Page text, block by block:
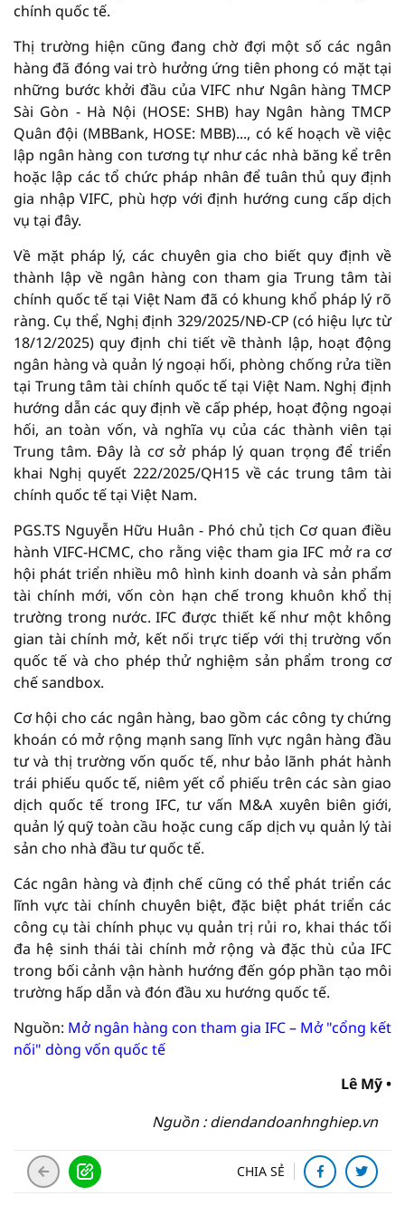
chính quốc tế.
Thị trường hiện cũng đang chờ đợi một số các ngân
hàng đã đóng vai trò hưởng ứng tiên phong có mặt tại
những bước khởi đầu của VIFC như Ngân hàng TMCP
Sài Gòn - Hà Nội (HOSE: SHB) hay Ngân hàng TMCP
Quân đội (MBBank, HOSE: MBB)..., có kế hoạch về việc
lập ngân hàng con tương tự như các nhà băng kể trên
hoặc lập các tổ chức pháp nhân để tuân thủ quy định
gia nhập VIFC, phù hợp với định hướng cung cấp dịch
vụ tại đây.
Về mặt pháp lý, các chuyên gia cho biết quy định về
thành lập về ngân hàng con tham gia Trung tâm tài
chính quốc tế tại Việt Nam đã có khung khổ pháp lý rõ
ràng. Cụ thể, Nghị định 329/2025/NĐ-CP (có hiệu lực từ
18/12/2025) quy định chi tiết về thành lập, hoạt động
ngân hàng và quản lý ngoại hối, phòng chống rửa tiền
tại Trung tâm tài chính quốc tế tại Việt Nam. Nghị định
hướng dẫn các quy định về cấp phép, hoạt động ngoại
hối, an toàn vốn, và nghĩa vụ của các thành viên tại
Trung tâm. Đây là cơ sở pháp lý quan trọng để triển
khai Nghị quyết 222/2025/QH15 về các trung tâm tài
chính quốc tế tại Việt Nam.
PGS.TS Nguyễn Hữu Huân - Phó chủ tịch Cơ quan điều
hành VIFC-HCMC, cho rằng việc tham gia IFC mở ra cơ
hội phát triển nhiều mô hình kinh doanh và sản phẩm
tài chính mới, vốn còn hạn chế trong khuôn khổ thị
trường trong nước. IFC được thiết kế như một không
gian tài chính mở, kết nối trực tiếp với thị trường vốn
quốc tế và cho phép thử nghiệm sản phẩm trong cơ
chế sandbox.
Cơ hội cho các ngân hàng, bao gồm các công ty chứng
khoán có mở rộng mạnh sang lĩnh vực ngân hàng đầu
tư và thị trường vốn quốc tế, như bảo lãnh phát hành
trái phiếu quốc tế, niêm yết cổ phiếu trên các sàn giao
dịch quốc tế trong IFC, tư vấn M&A xuyên biên giới,
quản lý quỹ toàn cầu hoặc cung cấp dịch vụ quản lý tài
sản cho nhà đầu tư quốc tế.
Các ngân hàng và định chế cũng có thể phát triển các
lĩnh vực tài chính chuyên biệt, đặc biệt phát triển các
công cụ tài chính phục vụ quản trị rủi ro, khai thác tối
đa hệ sinh thái tài chính mở rộng và đặc thù của IFC
trong bối cảnh vận hành hướng đến góp phần tạo môi
trường hấp dẫn và đón đầu xu hướng quốc tế.
Nguồn: Mở ngân hàng con tham gia IFC – Mở "cổng kết
nối" dòng vốn quốc tế
Lê Mỹ •
Nguồn : diendandoanhnghiep.vn
CHIA SẺ